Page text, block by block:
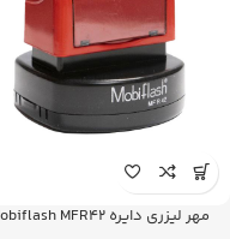
مهر لیزری دایره Mobiflash MFR42